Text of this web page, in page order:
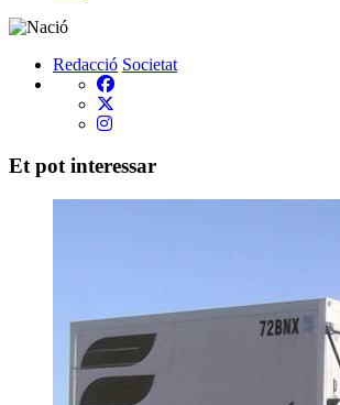
Redacció Societat
Et pot interessar